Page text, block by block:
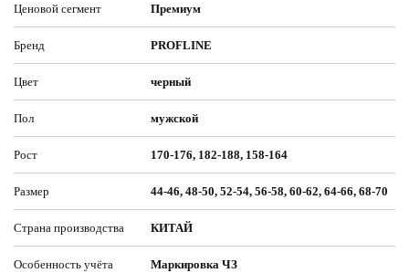
Ценовой сегмент Премиум
Бренд PROFLINE
Цвет черный
Пол мужской
Рост 170-176, 182-188, 158-164
Размер 44-46, 48-50, 52-54, 56-58, 60-62, 64-66, 68-70
Страна производства КИТАЙ
Особенность учёта Маркировка ЧЗ